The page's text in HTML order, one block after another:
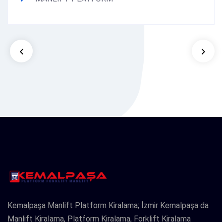
Kemalpaşa Manlift Platform Kiralama; İzmir Kemalpaşa da
Manlift Kiralama, Platform Kiralama, Forklift Kiralama